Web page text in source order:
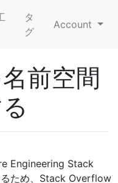
タ
グ
Account
前空間
Engineering Stack
ため、Stack Overflow